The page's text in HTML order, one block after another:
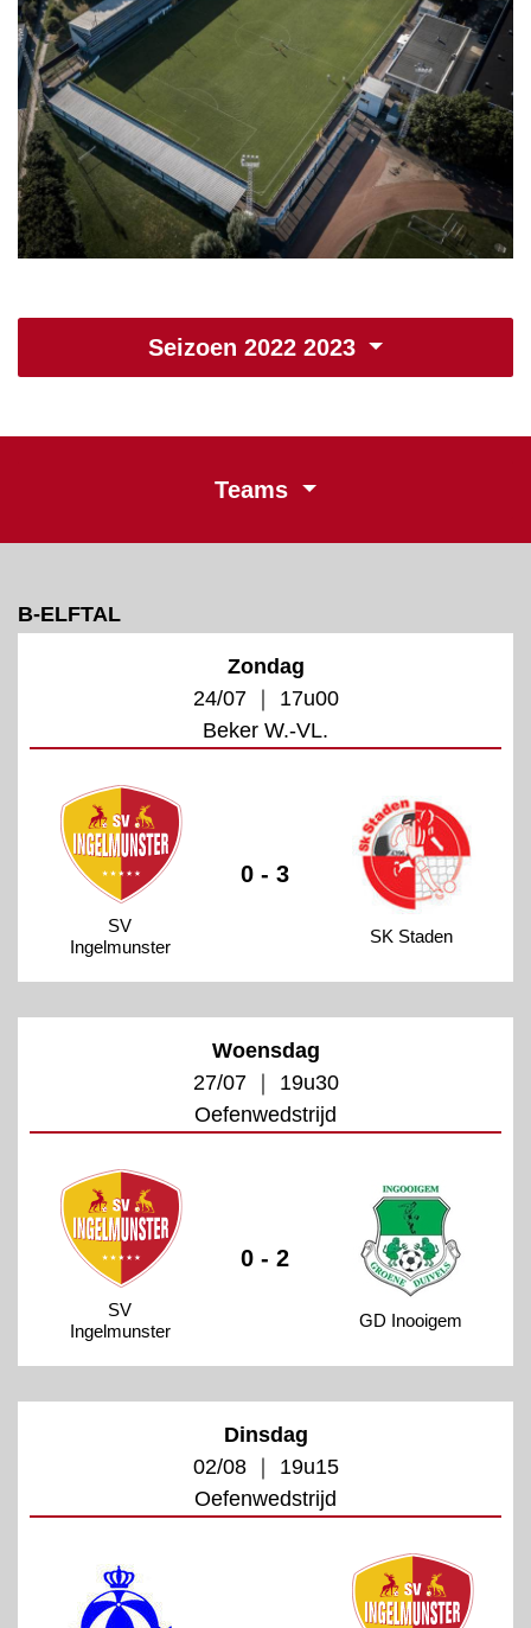
Seizoen 2022 2023
Teams
B-ELFTAL
Zondag
24/07 ｜ 17u00
Beker W.-VL.
SV
Ingelmunster
0 - 3
SK Staden
Woensdag
27/07 ｜ 19u30
Oefenwedstrijd
SV
Ingelmunster
0 - 2
GD Inooigem
Dinsdag
02/08 ｜ 19u15
Oefenwedstrijd